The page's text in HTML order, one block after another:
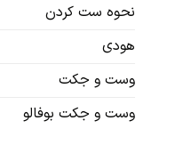
نحوه ست کردن
هودی
وست و جکت
وست و جکت بوفالو